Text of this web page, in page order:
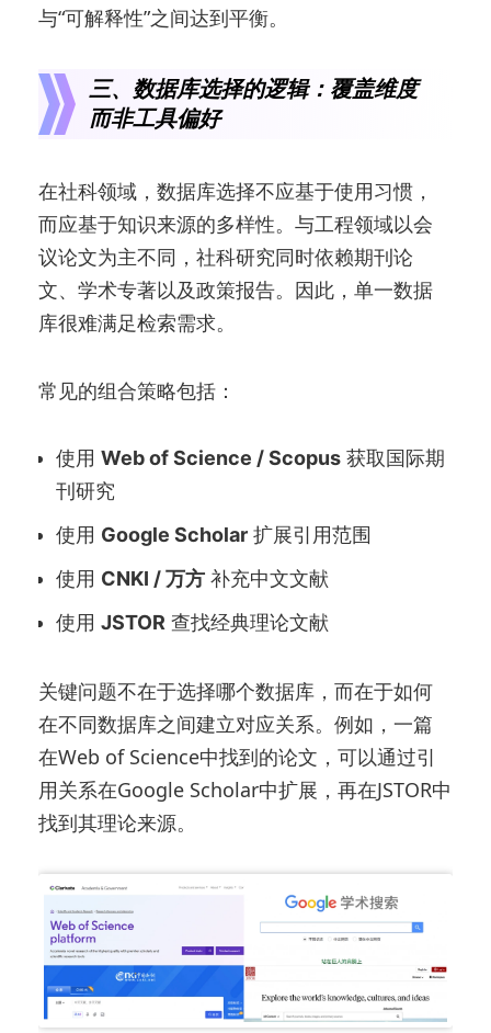
与“可解释性”之间达到平衡。
三、数据库选择的逻辑：覆盖维度
而非工具偏好
在社科领域，数据库选择不应基于使用习惯，
而应基于知识来源的多样性。与工程领域以会
议论文为主不同，社科研究同时依赖期刊论
文、学术专著以及政策报告。因此，单一数据
库很难满足检索需求。
常见的组合策略包括：
使用Web of Science / Scopus 获取国际期
刊研究
使用 Google Scholar 扩展引用范围
使用 CNKI / 万方 补充中文文献
使用JSTOR 查找经典理论文献
关键问题不在于选择哪个数据库，而在于如何
在不同数据库之间建立对应关系。例如，一篇
在Web of Science中找到的论文，可以通过引
用关系在Google Scholar中扩展，再在JSTOR中
找到其理论来源。